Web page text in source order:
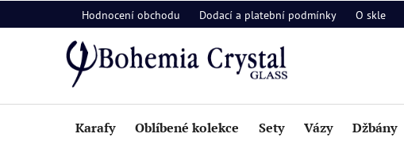
na
Hodnocení obchodu Dodací a platební podmínky O skle
Karafy Oblíbené kolekce Sety Vázy Džbány